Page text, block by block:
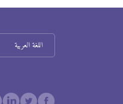
اللغة العربية